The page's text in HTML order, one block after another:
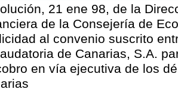
21 ene 98, de la
de la Consejería de
al convenio suscrito
de Canarias, S.A.
en vía ejecutiva de los